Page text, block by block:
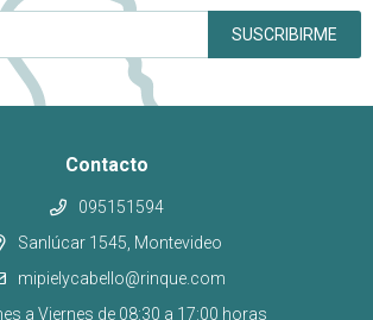
Contacto
095151594
Sanlúcar 1545, Montevideo
mipielycabello@rinque.com
a Viernes de 08:30 a 17:00 horas
SUSCRIBIRME